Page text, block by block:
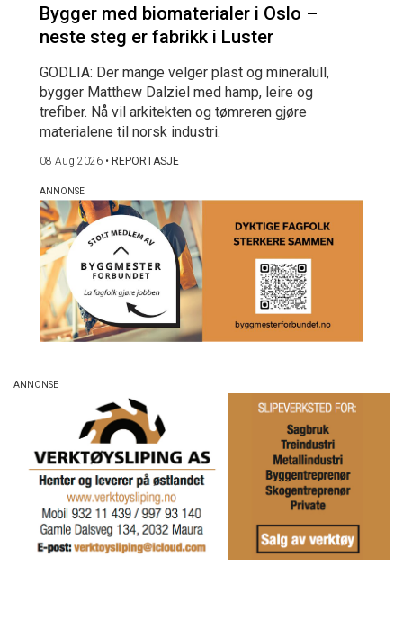
Bygger med biomaterialer i Oslo –
neste steg er fabrikk i Luster
GODLIA: Der mange velger plast og mineralull,
bygger Matthew Dalziel med hamp, leire og
trefiber. Nå vil arkitekten og tømreren gjøre
materialene til norsk industri.
08 Aug 2026 • REPORTASJE